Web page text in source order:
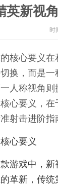
英新视
时
核心要义
换，而是
人称视角
心要义，
射击进阶指
心要义
游戏中，新
革新，传